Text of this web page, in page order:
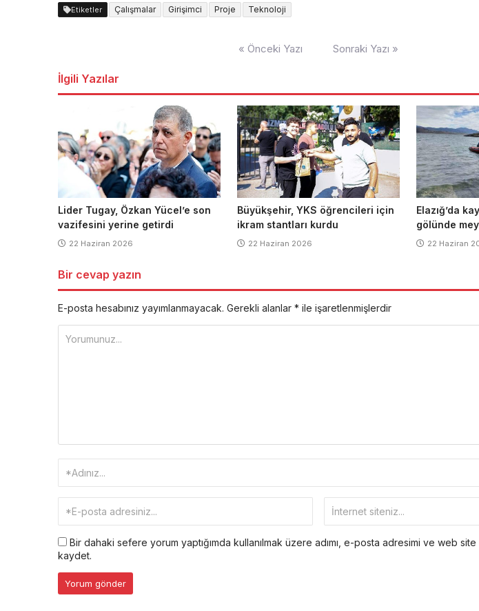
Etiketler Çalışmalar Girişimci Proje Teknoloji
« Önceki Yazı Sonraki Yazı »
İlgili Yazılar
Lider Tugay, Özkan Yücel’e son
vazifesini yerine getirdi
22 Haziran 2026
Büyükşehir, YKS öğrencileri için
ikram stantları kurdu
22 Haziran 2026
Elazığ’da
gölünde
22 Haziran
Bir cevap yazın
E-posta hesabınız yayımlanmayacak. Gerekli alanlar * ile işaretlenmişlerdir
Bir dahaki sefere yorum yaptığımda kullanılmak üzere adımı, e-posta adresimi ve web site
kaydet.